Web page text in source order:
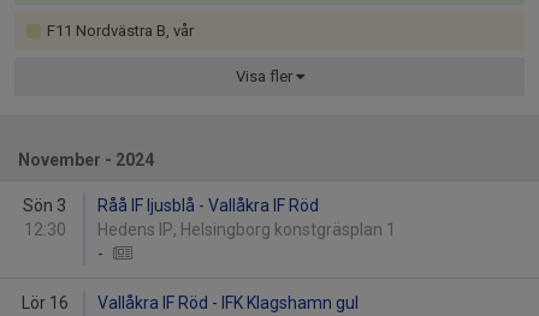
F11 Nordvästra B, vår
Visa fler
November - 2024
Sön 3
12:30
Råå IF ljusblå - Vallåkra IF Röd
Hedens IP, Helsingborg konstgräsplan 1
-
Lör 16
Vallåkra IF Röd - IFK Klagshamn gul